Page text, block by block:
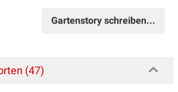
Gartenstory schreiben...
(47)